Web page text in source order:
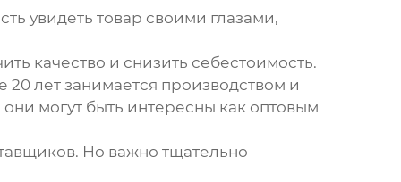
увидеть товар своими глазами,
качество и снизить себестоимость.
лет занимается производством и
могут быть интересны как оптовым
Но важно тщательно